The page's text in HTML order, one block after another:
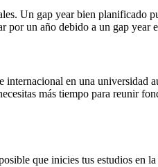
Un gap year bien planificado
un año debido a un gap year
en una universidad
más tiempo para reunir
que inicies tus estudios en